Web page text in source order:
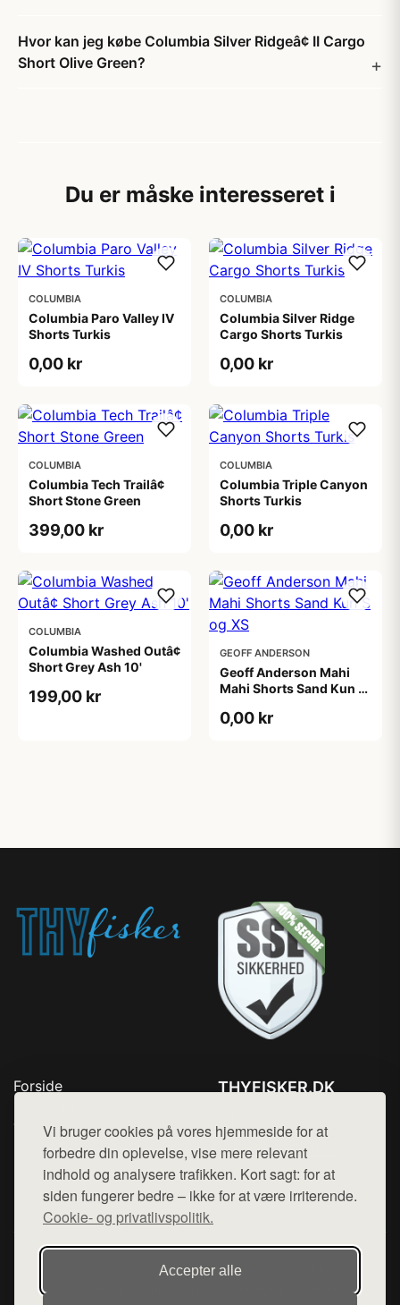
Vi bruger cookies på vores hjemmeside for at
forbedre din oplevelse, vise mere relevant
indhold og analysere trafikken. Kort sagt: for at
siden fungerer bedre – ikke for at være irriterende.
Cookie- og privatlivspolitik.
Accepter alle
Hvor kan jeg købe Columbia Silver Ridgeâ¢ II Cargo
Short Olive Green?
Du er måske interesseret i
COLUMBIA
Columbia Paro Valley IV
Shorts Turkis
0,00 kr
COLUMBIA
Columbia Silver Ridge
Cargo Shorts Turkis
0,00 kr
COLUMBIA
Columbia Tech Trailâ¢
Short Stone Green
399,00 kr
COLUMBIA
Columbia Triple Canyon
Shorts Turkis
0,00 kr
COLUMBIA
Columbia Washed Outâ¢
Short Grey Ash 10'
199,00 kr
GEOFF ANDERSON
Geoff Anderson Mahi
Mahi Shorts Sand Kun S
0,00 kr
Forside
Top Rabatter
Kontakt
THYFISKER.DK
Mail: hej@want.dk
Cookie- og privatlivspolitik
Denne side er en del af want.dk, der udgiver en række
hjemmesider med præsentation af forskellige produkter fra